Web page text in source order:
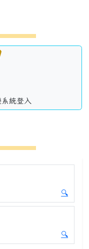
統登入
🔍
開始本
🔍
開始舊